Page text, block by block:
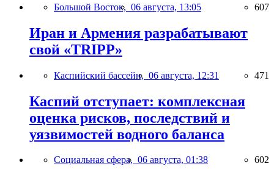
Большой Восток, 06 августа, 13:05 607
Иран и Армения разрабатывают
свой «TRIPP»
Каспийский бассейн, 06 августа, 12:31 471
Каспий отступает: комплексная
оценка рисков, последствий и
уязвимостей водного баланса
Социальная сфера, 06 августа, 01:38 602